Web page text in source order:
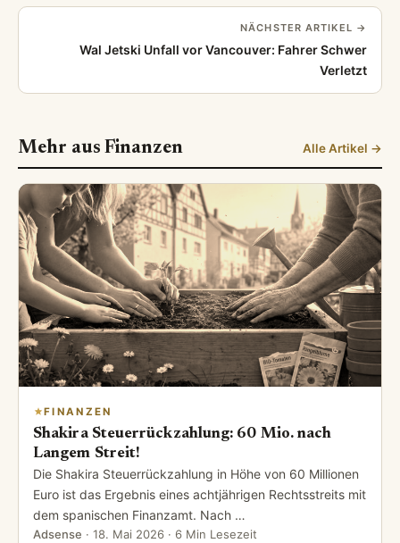
NÄCHSTER ARTIKEL →
Wal Jetski Unfall vor Vancouver: Fahrer Schwer
Verletzt
Mehr aus Finanzen Alle Artikel →
FINANZEN
Shakira Steuerrückzahlung: 60 Mio. nach
Langem Streit!
Die Shakira Steuerrückzahlung in Höhe von 60 Millionen
Euro ist das Ergebnis eines achtjährigen Rechtsstreits mit
dem spanischen Finanzamt. Nach …
Adsense · 18. Mai 2026 · 6 Min Lesezeit